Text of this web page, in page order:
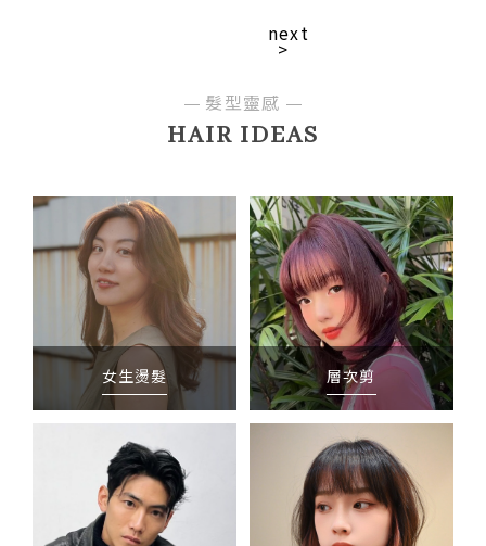
next
>
HAIR IDEAS
髮型靈感
女生燙髮 層次剪